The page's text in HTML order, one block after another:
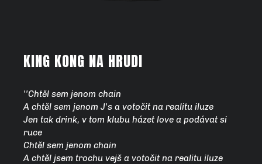
KING KONG NA HRUDI
''Chtěl sem jenom chain
A chtěl sem jenom J's a votočit na realitu iluze
Jen tak drink, v tom klubu házet love a podávat si
ruce
Chtěl sem jenom chain
A chtěl jsem trochu vejš a votočit na realitu iluze